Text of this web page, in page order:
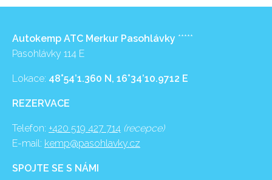
Autokemp ATC Merkur Pasohlávky *****
Pasohlávky 114 E
Lokace: 48°54’1.360 N, 16°34’10.9712 E
REZERVACE
Telefon: +420 519 427 714 (recepce)
E-mail: kemp@pasohlavky.cz
SPOJTE SE S NÁMI